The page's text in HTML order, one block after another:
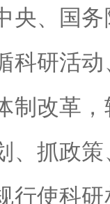
央、国
科研活
制改革
、抓政
行使科